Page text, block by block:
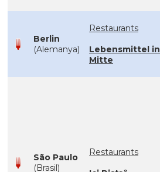
Berlin
(Alemanya)
Restaurants
Lebensmittel in
Mitte
São Paulo
(Brasil)
Restaurants